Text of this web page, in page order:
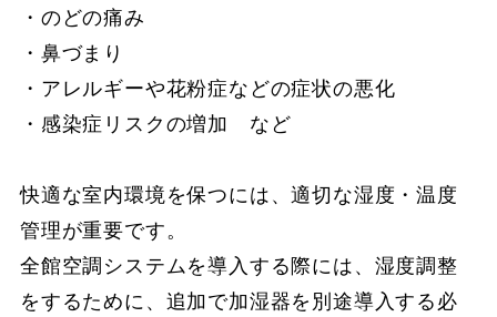
・のどの痛み
・鼻づまり
・アレルギーや花粉症などの症状の悪化
・感染症リスクの増加 など
快適な室内環境を保つには、適切な湿度・温度
管理が重要です。
全館空調システムを導入する際には、湿度調整
をするために、追加で加湿器を別途導入する必